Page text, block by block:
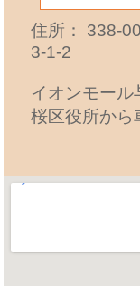
住所： 338-
3-1-2
イオンモール
桜区役所から